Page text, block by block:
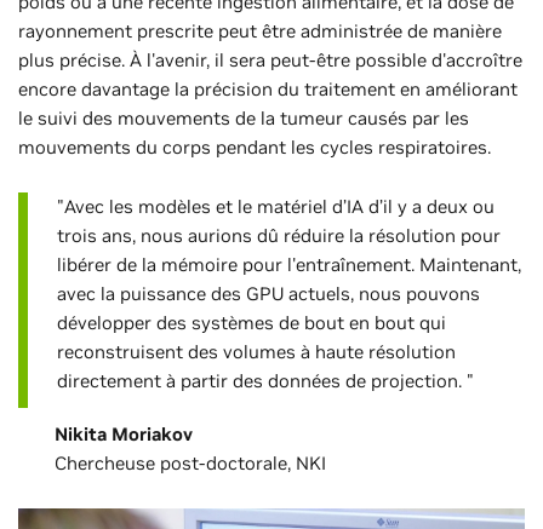
rayonnement prescrite peut être administrée de manière
plus précise. À l'avenir, il sera peut-être possible d'accroître
encore davantage la précision du traitement en améliorant
le suivi des mouvements de la tumeur causés par les
mouvements du corps pendant les cycles respiratoires.
"Avec les modèles et le matériel d’IA d’il y a deux ou
trois ans, nous aurions dû réduire la résolution pour
libérer de la mémoire pour l'entraînement. Maintenant,
avec la puissance des GPU actuels, nous pouvons
développer des systèmes de bout en bout qui
reconstruisent des volumes à haute résolution
directement à partir des données de projection. "
Nikita Moriakov
Chercheuse post-doctorale, NKI